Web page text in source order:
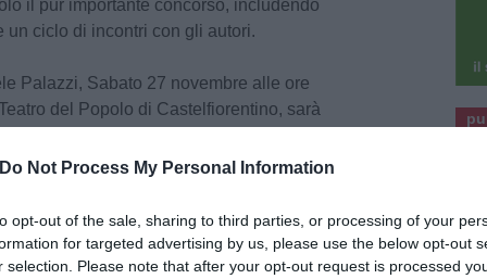
Do Not Process My Personal Information
opt-out of the sale, sharing to third parties, or processing of your
for targeted advertising by us, please use the below opt-out
selection. Please note that after your opt-out request is processed
il pur importante concorso, includendo
un ciclo di incontri con gli autori.
Palazzi, Sabato 27 novembre alle ore
del Popolo di Castelfiorentino, sarà
curatore, docente: il nuovo fotografo
culturale e memoria l’evoluzione della
documentario”.